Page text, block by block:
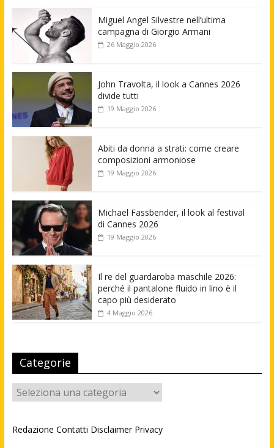
Miguel Angel Silvestre nell’ultima
campagna di Giorgio Armani
26 Maggio 2026
John Travolta, il look a Cannes 2026
divide tutti
19 Maggio 2026
Abiti da donna a strati: come creare
composizioni armoniose
19 Maggio 2026
Michael Fassbender, il look al festival
di Cannes 2026
19 Maggio 2026
Il re del guardaroba maschile 2026:
perché il pantalone fluido in lino è il
capo più desiderato
4 Maggio 2026
Categorie
Categorie
Redazione Contatti Disclaimer Privacy